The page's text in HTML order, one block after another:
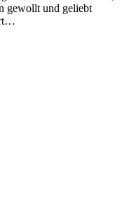
gewollt und geliebt